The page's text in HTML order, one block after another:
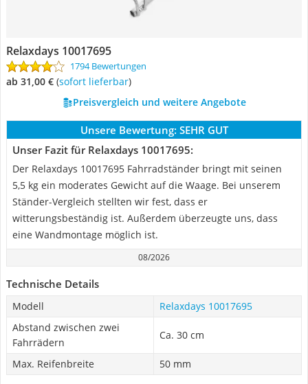
Relaxdays 10017695
1794 Bewertungen
ab 31,00 € ( Sofort lieferbar)
Preisvergleich und weitere Angebote
Unsere Bewertung: SEHR GUT
Unser Fazit für Relaxdays 10017695:
Der Relaxdays 10017695 Fahrradständer bringt mit seinen
5,5 kg ein moderates Gewicht auf die Waage. Bei unserem
Ständer-Vergleich stellten wir fest, dass er
witterungsbeständig ist. Außerdem überzeugte uns, dass
eine Wandmontage möglich ist.
08/2026
Technische Details
Modell
Relaxdays 10017695
Abstand zwischen zwei
Fahrrädern
Ca. 30 cm
Max. Reifenbreite 50 mm